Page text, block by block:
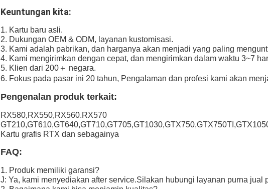
Keuntungan kita:
1. Kartu baru asli.
2. Dukungan OEM & ODM, layanan kustomisasi.
3. Kami adalah pabrikan, dan harganya akan menjadi yang paling
4. Kami mengirimkan dengan cepat, dan mengirimkan dalam waktu 3~7
5. Klien dari 200＋ negara.
6. Fokus pada pasar ini 20 tahun, Pengalaman dan profesi kami akan
Pengenalan produk terkait:
RX580,RX550,RX560.RX570
Kartu grafis RTX dan sebagainya
FAQ:
1. Produk memiliki garansi?
J: Ya, kami menyediakan after service.Silakan hubungi layanan purna jual